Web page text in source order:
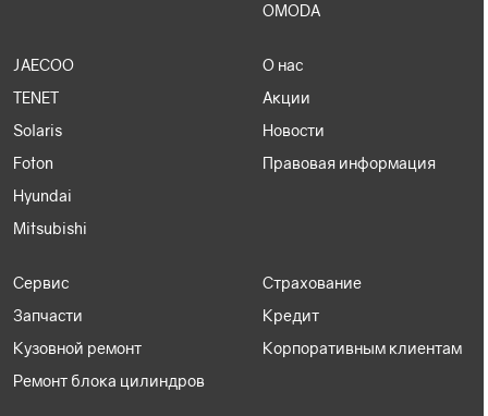
OMODA
JAECOO
TENET
Solaris
Foton
Hyundai
Mitsubishi
О нас
Акции
Новости
Правовая информация
Сервис
Запчасти
Кузовной ремонт
Ремонт блока цилиндров
Страхование
Кредит
Корпоративным клиентам